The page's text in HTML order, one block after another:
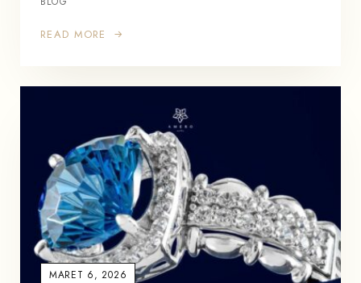
READ MORE
MARET 6, 2026